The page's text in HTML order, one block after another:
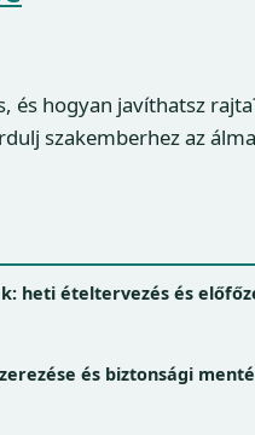
és hogyan javíthatsz
szakemberhez az
heti ételtervezés és
és biztonsági